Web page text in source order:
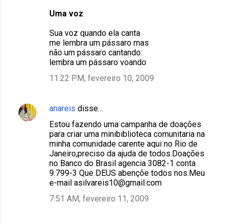
Uma voz
Sua voz quando ela canta
me lembra um pássaro mas
não um pássaro cantando:
lembra um pássaro voando
11:22 PM, fevereiro 10, 2009
anareis disse…
Estou fazendo uma campanha de doações
para criar uma minibiblioteca comunitaria na
minha comunidade carente aqui no Rio de
Janeiro,preciso da ajuda de todos.Doações
no Banco do Brasil agencia 3082-1 conta
9.799-3 Que DEUS abençõe todos nos.Meu
e-mail asilvareis10@gmail.com
7:51 AM, fevereiro 11, 2009